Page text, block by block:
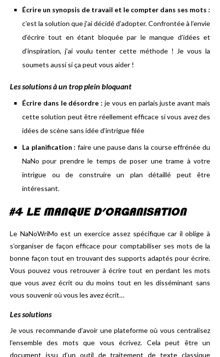
Écrire un synopsis de travail et le compter dans ses mots :
c’est la solution que j’ai décidé d’adopter. Confrontée à l’envie
d’écrire tout en étant bloquée par le manque d’idées et
d’inspiration, j’ai voulu tenter cette méthode ! Je vous la
soumets aussi si ça peut vous aider !
Les solutions à un trop plein bloquant
Écrire dans le désordre : je vous en parlais juste avant mais
cette solution peut être réellement efficace si vous avez des
idées de scène sans idée d’intrigue filée
La planification :faire une pause dans la course effrénée du
NaNo pour prendre le temps de poser une trame à votre
intrigue ou de construire un plan détaillé peut être
intéressant.
#4 LE MANQUE D’ORGANISATION
Le NaNoWriMo est un exercice assez spécifique car il oblige à
s’organiser de façon efficace pour comptabiliser ses mots de la
bonne façon tout en trouvant des supports adaptés pour écrire.
Vous pouvez vous retrouver à écrire tout en perdant les mots
que vous avez écrit ou du moins tout en les disséminant sans
vous souvenir où vous les avez écrit…
Les solutions
Je vous recommande d’avoir une plateforme où vous centralisez
l’ensemble des mots que vous écrivez. Cela peut être un
document issu d’un outil de traitement de texte classique